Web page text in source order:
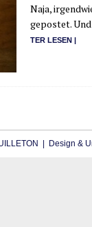
Naja,
gepos­tet.
TER LESEN |
| Design &